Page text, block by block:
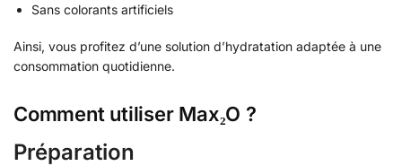
Sans colorants artificiels
Ainsi, vous profitez d’une solution d’hydratation adaptée à une
consommation quotidienne.
Comment utiliser Max₂O ?
Préparation